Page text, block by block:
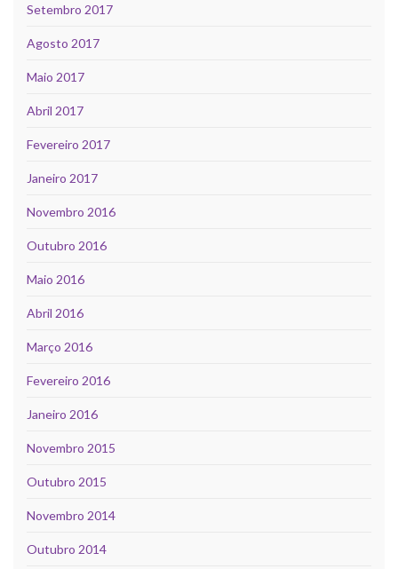
Setembro 2017
Agosto 2017
Maio 2017
Abril 2017
Fevereiro 2017
Janeiro 2017
Novembro 2016
Outubro 2016
Maio 2016
Abril 2016
Março 2016
Fevereiro 2016
Janeiro 2016
Novembro 2015
Outubro 2015
Novembro 2014
Outubro 2014